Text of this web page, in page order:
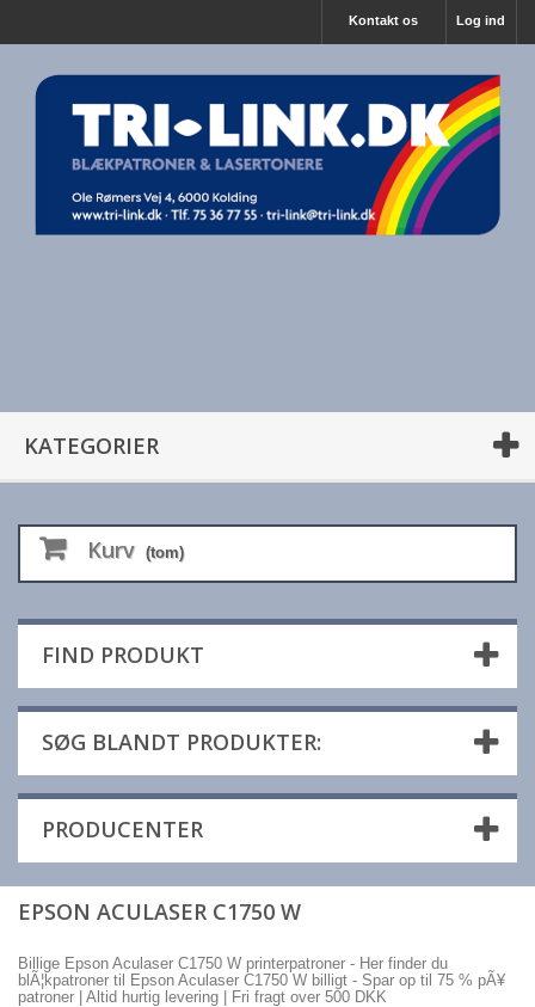
Log ind
Kontakt os
KATEGORIER
Kurv (tom)
FIND PRODUKT
SØG BLANDT PRODUKTER:
PRODUCENTER
EPSON ACULASER C1750 W
Billige Epson Aculaser C1750 W printerpatroner - Her finder du
blÃ¦kpatroner til Epson Aculaser C1750 W billigt - Spar op til 75 % pÃ¥
patroner | Altid hurtig levering | Fri fragt over 500 DKK